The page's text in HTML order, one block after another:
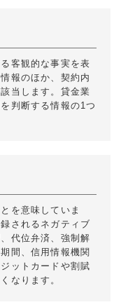
客観的な事実を表
報のほか、契約内
当します。貸金業
判断する情報の1つ
を意味していま
されるネガティブ
代位弁済、強制解
間、信用情報機関
ットカードや割賦
なります。